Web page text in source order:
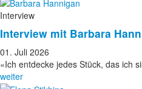
Interview
Interview mit Barbara
01. Juli 2026
«Ich entdecke jedes Stück, das ich
weiter